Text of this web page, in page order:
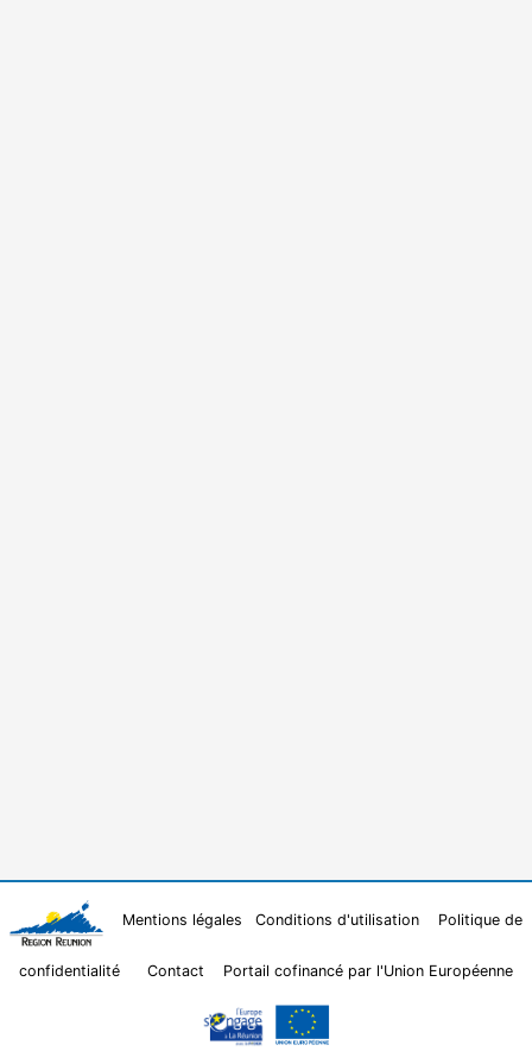
Mentions légales Conditions d'utilisation Politique de
confidentialité Contact Portail cofinancé par l'Union Européenne